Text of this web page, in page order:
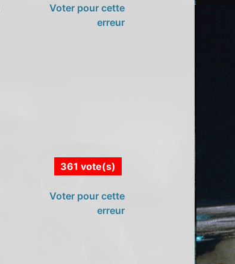
Voter pour cette
erreur
361 vote(s)
Voter pour cette
erreur